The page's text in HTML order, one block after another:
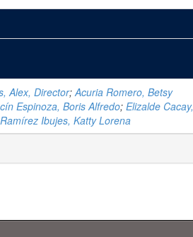
Alex, Director;Acuria Romero, Betsy
Espinoza, Boris Alfredo; Elizalde Cacay,
Ramírez Ibujes, Katty Lorena